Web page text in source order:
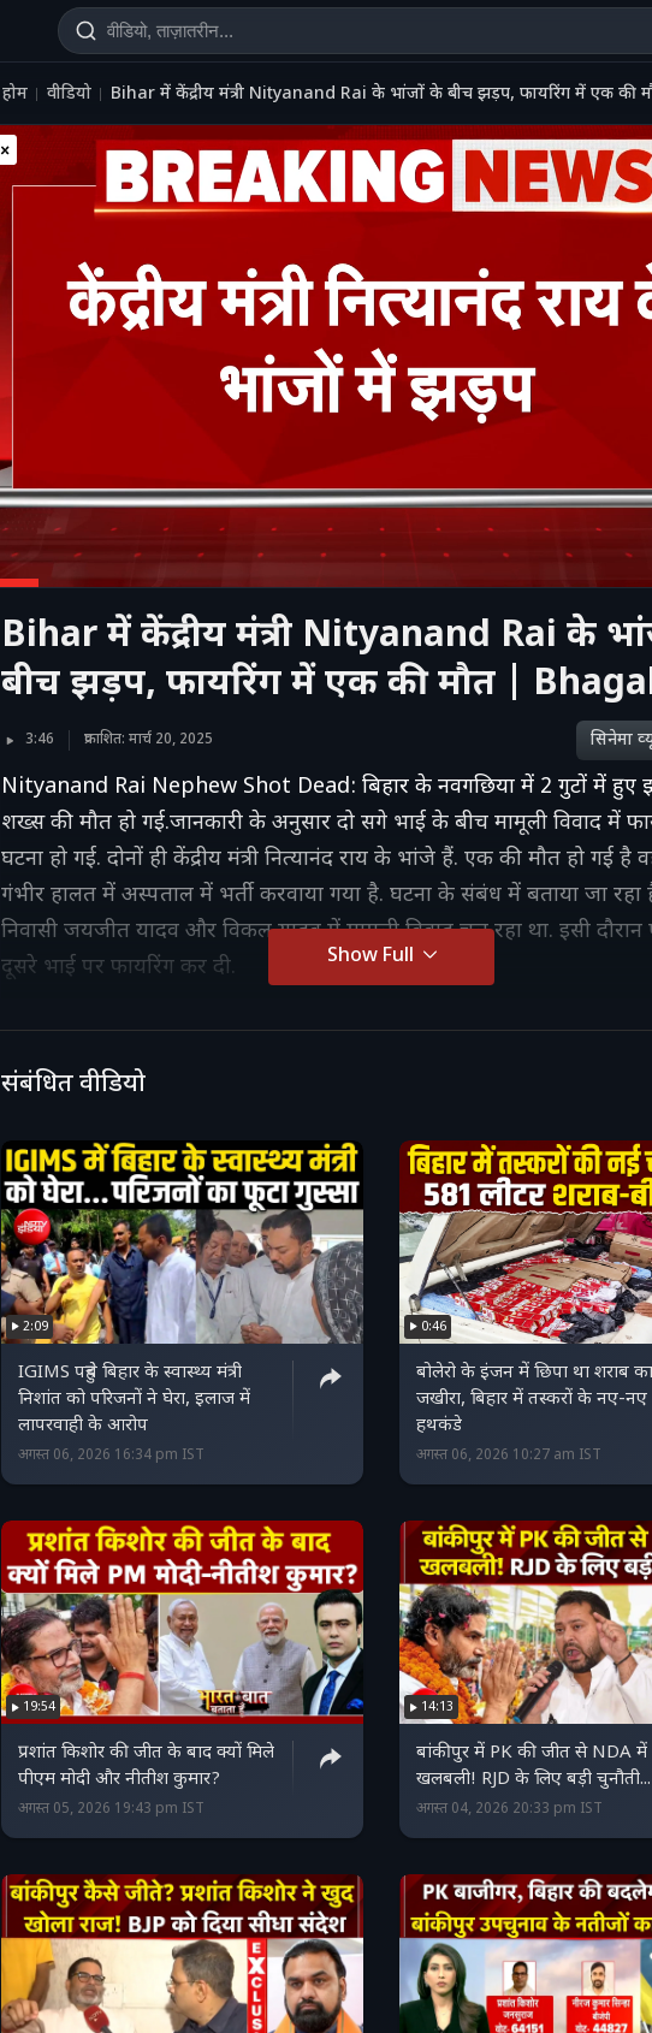
होम वीडियो Bihar में केंद्रीय मंत्री Nityanand Rai के भांजों के बीच झड़प, फायरिंग में एक
Bihar में केंद्रीय मंत्री Nityanand Rai के
बीच झड़प, फायरिंग में एक की मौत |
3:46 प्रकाशित: मार्च 20, 2025 सिनेमा
Nityanand Rai Nephew Shot Dead: बिहार के नवगछिया में 2 गुटों में
शख्स की मौत हो गई.जानकारी के अनुसार दो सगे भाई के बीच मामूली विवाद में
घटना हो गई. दोनों ही केंद्रीय मंत्री नित्यानंद राय के भांजे हैं. एक की मौत हो गई है
गंभीर हालत में अस्पताल में भर्ती करवाया गया है. घटना के संबंध में बताया जा
निवासी जयजीत यादव और विकल यादव में मामूली विवाद चल रहा था. इसी
दूसरे भाई पर फायरिंग कर दी.
Show Full
संबंधित वीडियो
2:09
IGIMS पहुंचे बिहार के स्वास्थ्य मंत्री
निशांत को परिजनों ने घेरा, इलाज में
लापरवाही के आरोप
अगस्त 06, 2026 16:34 pm IST
0:46
बोलेरो के इंजन में छिपा था शराब का
जखीरा, बिहार में तस्‍करों के नए-नए
हथकंडे
अगस्त 06, 2026 10:27 am IST
19:54
प्रशांत किशोर की जीत के बाद क्यों मिले
पीएम मोदी और नीतीश कुमार?
अगस्त 05, 2026 19:43 pm IST
14:13
बांकीपुर में PK की जीत से NDA में
खलबली! RJD के लिए बड़ी
अगस्त 04, 2026 20:33 pm IST